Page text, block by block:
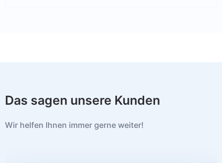
Das sagen unsere Kunden
Wir helfen Ihnen immer gerne weiter!